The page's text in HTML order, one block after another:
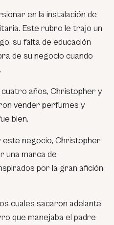
en la instalación de
Este rubro le trajo un
su falta de educación
de su negocio cuando
cuatro años, Christopher y
vender perfumes y
bien.
negocio, Christopher
una marca de
por la gran afición
cuales sacaron adelante
que manejaba el padre